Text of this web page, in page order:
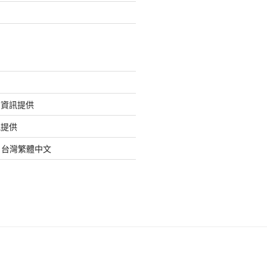
訊提供
供
灣繁體中文